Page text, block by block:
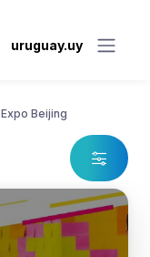
uruguay.uy
Expo Beijing